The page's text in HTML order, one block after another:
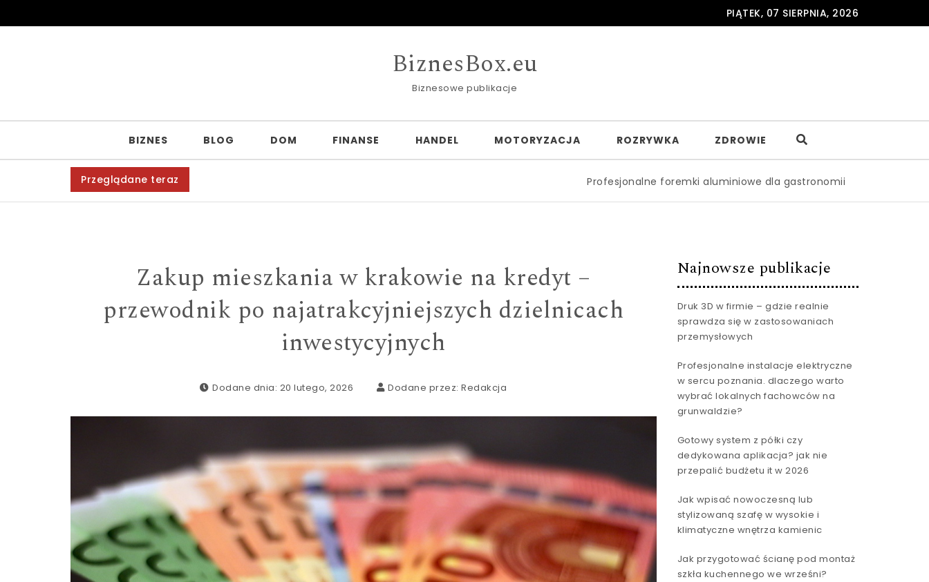
PIĄTEK, 07 SIERPNIA, 2026
BiznesBox.eu
Biznesowe publikacje
BIZNES BLOG DOM FINANSE HANDEL MOTORYZACJA ROZRYWKA ZDROWIE
Przeglądane teraz Profesjonalne foremki aluminiowe dla gastronomii – gdzie je zamawiać
Zakup mieszkania w krakowie na kredyt –
przewodnik po najatrakcyjniejszych dzielnicach
inwestycyjnych
Dodane dnia: 20 lutego, 2026 Dodane przez: Redakcja
Najnowsze publikacje
Druk 3D w firmie – gdzie realnie
sprawdza się w zastosowaniach
przemysłowych
Profesjonalne instalacje elektryczne
w sercu poznania. dlaczego warto
wybrać lokalnych fachowców na
grunwaldzie?
Gotowy system z półki czy
dedykowana aplikacja? jak nie
przepalić budżetu it w 2026
Jak wpisać nowoczesną lub
stylizowaną szafę w wysokie i
klimatyczne wnętrza kamienic
Jak przygotować ścianę pod montaż
szkła kuchennego we wrześni?